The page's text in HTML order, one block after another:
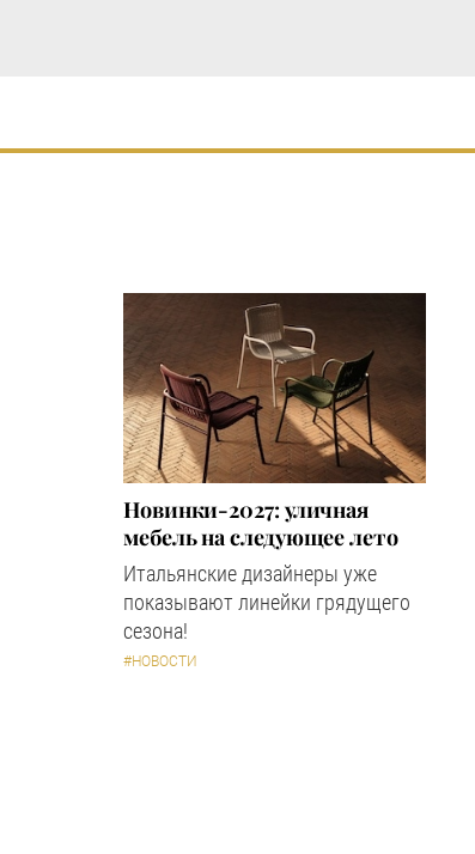
Новинки-2027: уличная
мебель на следующее лето
Итальянские дизайнеры уже
показывают линейки грядущего
сезона!
#НОВОСТИ